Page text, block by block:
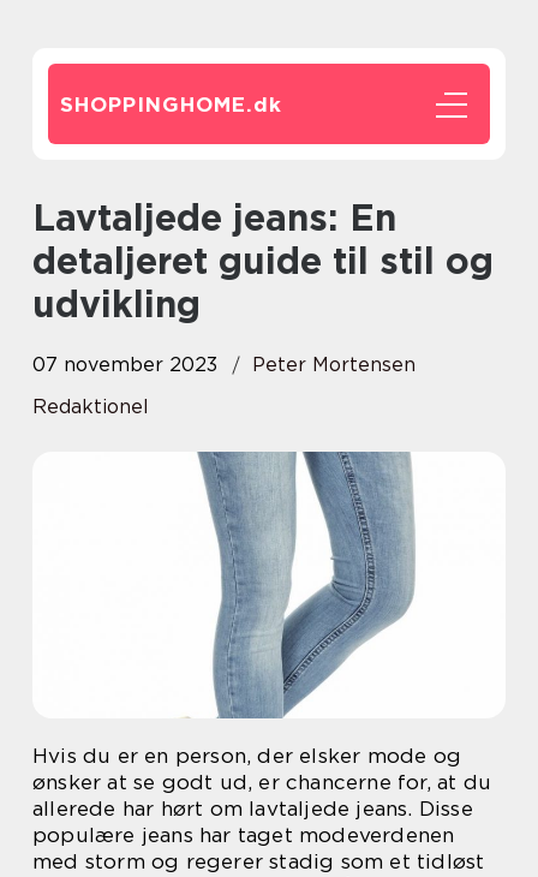
SHOPPINGHOME.dk
Lavtaljede jeans: En
detaljeret guide til stil og
udvikling
07 november 2023
Peter Mortensen
Redaktionel
Hvis du er en person, der elsker mode og
ønsker at se godt ud, er chancerne for, at du
allerede har hørt om lavtaljede jeans. Disse
populære jeans har taget modeverdenen
med storm og regerer stadig som et tidløst